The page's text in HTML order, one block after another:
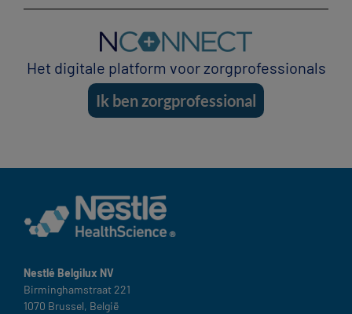
Het digitale platform voor zorgprofessionals
Ik ben zorgprofessional
Nestlé Belgilux NV​
Birminghamstraat 221 ​
1070 Brussel, België​